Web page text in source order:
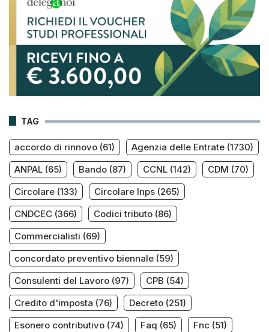
TAG
accordo di rinnovo (61) Agenzia delle Entrate (1730)
ANPAL (65) Bando (87) CCNL (142) CDM (70)
Circolare (133) Circolare Inps (265)
CNDCEC (366) Codici tributo (86)
Commercialisti (69)
concordato preventivo biennale (59)
Consulenti del Lavoro (97) CPB (54)
Credito d'imposta (76) Decreto (251)
Esonero contributivo (74) Faq (65) Fnc (51)